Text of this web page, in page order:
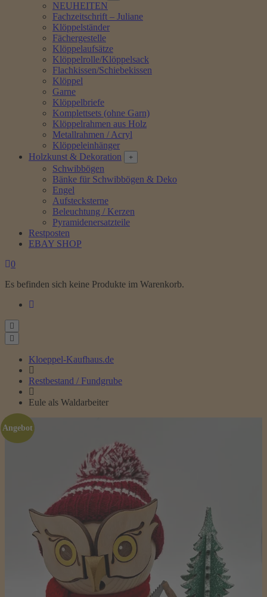
NEUHEITEN
Fachzeitschrift – Juliane
Klöppelständer
Fächergestelle
Klöppelaufsätze
Klöppelrolle/Klöppelsack
Flachkissen/Schiebekissen
Klöppel
Garne
Klöppelbriefe
Komplettsets (ohne Garn)
Klöppelrahmen aus Holz
Metallrahmen / Acryl
Klöppeleinhänger
Holzkunst & Dekoration
Schwibbögen
Bänke für Schwibbögen & Deko
Engel
Aufstecksterne
Beleuchtung / Kerzen
Pyramidenersatzteile
Restposten
EBAY SHOP
0
Es befinden sich keine Produkte im Warenkorb.
Kloeppel-Kaufhaus.de
Restbestand / Fundgrube
Eule als Waldarbeiter
Angebot